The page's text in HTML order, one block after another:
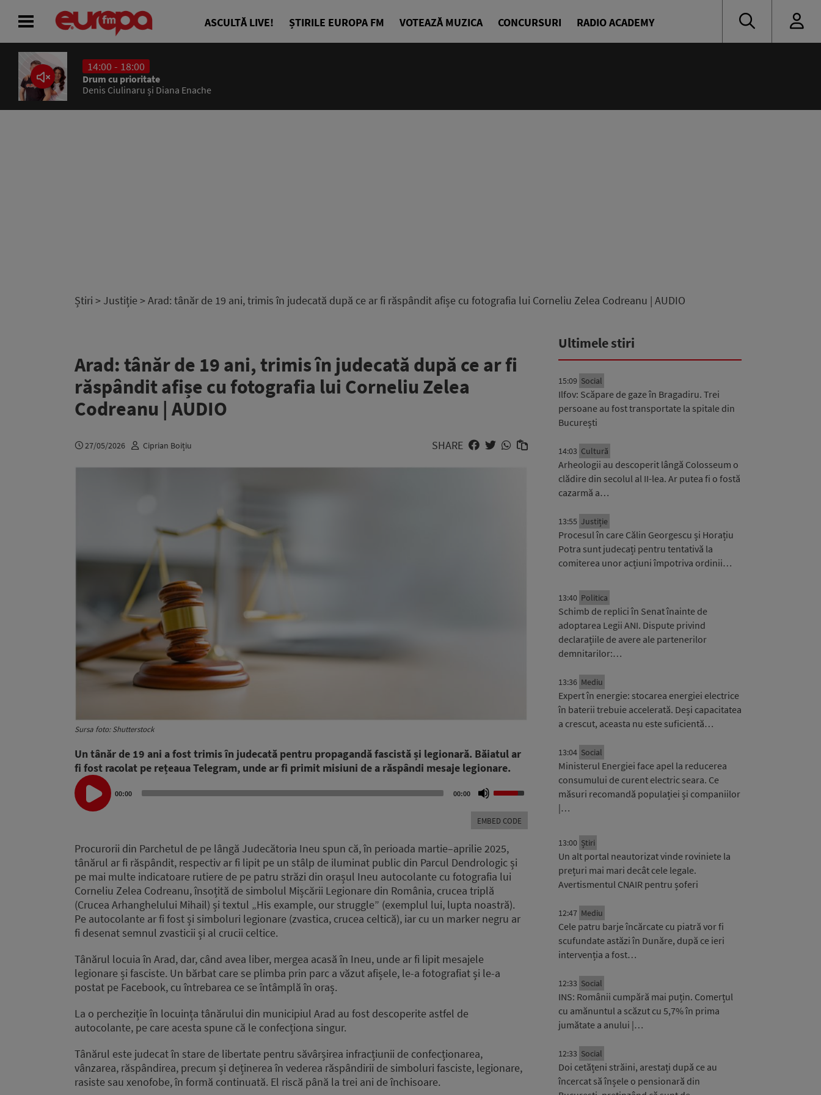
ASCULTĂ LIVE! ȘTIRILE EUROPA FM VOTEAZĂ MUZICA CONCURSURI RADIO ACADEMY
14:00 - 18:00
Drum cu prioritate
Denis Ciulinaru și Diana Enache
Știri > Justiție > Arad: tânăr de 19 ani, trimis în judecată după ce ar fi răspândit afișe cu fotografia lui Corneliu Zelea Codreanu | AUDIO
Arad: tânăr de 19 ani, trimis în judecată după ce ar fi
răspândit afișe cu fotografia lui Corneliu Zelea
Codreanu | AUDIO
27/05/2026 Ciprian Boițiu SHARE
Sursa foto: Shutterstock
Un tânăr de 19 ani a fost trimis în judecată pentru propagandă fascistă și legionară. Băiatul ar
fi fost racolat pe rețeaua Telegram, unde ar fi primit misiuni de a răspândi mesaje legionare.
Audio
Player
00:00 00:00
Up/Down
keys
increase
or
decrease
volume.
EMBED CODE
Procurorii din Parchetul de pe lângă Judecătoria Ineu spun că, în perioada martie–aprilie 2025,
tânărul ar fi răspândit, respectiv ar fi lipit pe un stâlp de iluminat public din Parcul Dendrologic și
pe mai multe indicatoare rutiere de pe patru străzi din orașul Ineu autocolante cu fotografia lui
Corneliu Zelea Codreanu, însoțită de simbolul Mișcării Legionare din România, crucea triplă
(Crucea Arhanghelului Mihail) și textul „His example, our struggle” (exemplul lui, lupta noastră).
Pe autocolante ar fi fost și simboluri legionare (zvastica, crucea celtică), iar cu un marker negru ar
fi desenat semnul zvasticii și al crucii celtice.
Tânărul locuia în Arad, dar, când avea liber, mergea acasă în Ineu, unde ar fi lipit mesajele
legionare și fasciste. Un bărbat care se plimba prin parc a văzut afișele, le-a fotografiat și le-a
postat pe Facebook, cu întrebarea ce se întâmplă în oraș.
La o percheziție în locuința tânărului din municipiul Arad au fost descoperite astfel de
autocolante, pe care acesta spune că le confecționa singur.
Tânărul este judecat în stare de libertate pentru săvârșirea infracțiunii de confecționarea,
vânzarea, răspândirea, precum și deținerea în vederea răspândirii de simboluri fasciste, legionare,
rasiste sau xenofobe, în formă continuată. El riscă până la trei ani de închisoare.
Ultimele stiri
15:09 Social
Ilfov: Scăpare de gaze în Bragadiru. Trei
persoane au fost transportate la spitale din
București
14:03 Cultură
Arheologii au descoperit lângă Colosseum o
clădire din secolul al II-lea. Ar putea fi o fostă
cazarmă a…
13:55 Justiție
Procesul în care Călin Georgescu și Horațiu
Potra sunt judecați pentru tentativă la
comiterea unor acțiuni împotriva ordinii…
13:40 Politica
Schimb de replici în Senat înainte de
adoptarea Legii ANI. Dispute privind
declarațiile de avere ale partenerilor
demnitarilor:…
13:36 Mediu
Expert în energie: stocarea energiei electrice
în baterii trebuie accelerată. Deși capacitatea
a crescut, aceasta nu este suficientă…
13:04 Social
Ministerul Energiei face apel la reducerea
consumului de curent electric seara. Ce
măsuri recomandă populației și companiilor
|…
13:00 Știri
Un alt portal neautorizat vinde roviniete la
prețuri mai mari decât cele legale.
Avertismentul CNAIR pentru șoferi
12:47 Mediu
Cele patru barje încărcate cu piatră vor fi
scufundate astăzi în Dunăre, după ce ieri
intervenția a fost…
12:33 Social
INS: Românii cumpără mai puțin. Comerțul
cu amănuntul a scăzut cu 5,7% în prima
jumătate a anului |…
12:33 Social
Doi cetățeni străini, arestați după ce au
încercat să înșele o pensionară din
ACASĂ
ȘTIRI